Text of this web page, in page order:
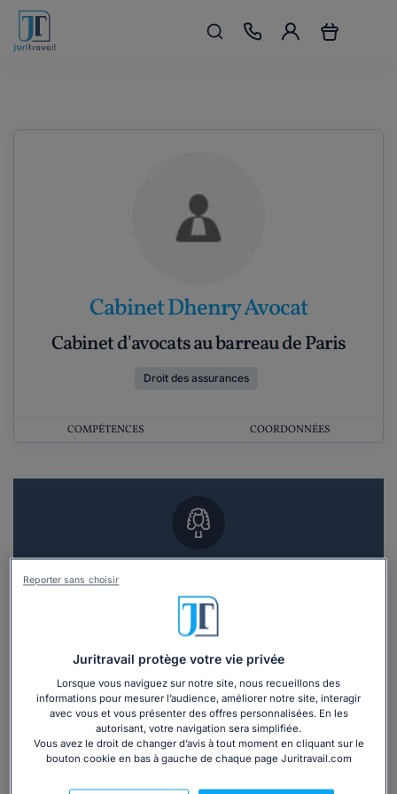
Cabinet Dhenry Avocat
Cabinet d'avocats au barreau de Paris
Droit des assurances
COMPÉTENCES COORDONNÉES
Vous souhaitez un RDV en cabinet avec un
avocat ?
Recevoir des devis d'avocats
3 devis en 48h
Juritravail protège votre vie privée
Lorsque vous naviguez sur notre site, nous recueillons des
informations pour mesurer l’audience, améliorer notre site, interagir
avec vous et vous présenter des offres personnalisées. En les
autorisant, votre navigation sera simplifiée.
Vous avez le droit de changer d’avis à tout moment en cliquant sur le
bouton cookie en bas à gauche de chaque page Juritravail.com
Reporter sans choisir